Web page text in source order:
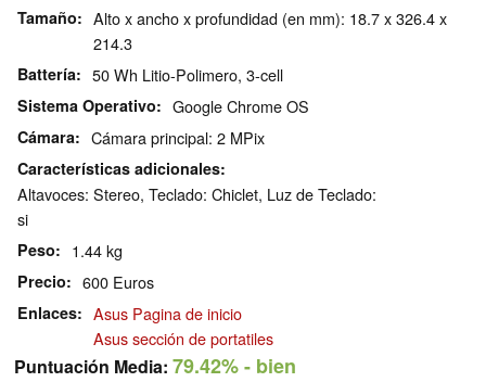
Tamaño
Alto x ancho x profundidad (en mm): 18.7 x 326.4 x
214.3
Battería 50 Wh Litio-Polimero, 3-cell
Sistema Operativo Google Chrome OS
Cámara Cámara principal: 2 MPix
Características adicionales
Altavoces: Stereo, Teclado: Chiclet, Luz de Teclado:
si
Peso 1.44 kg
Precio 600 Euros
Enlaces
Asus Pagina de inicio
Asus sección de portatiles
Puntuación Media: 79.42%- bien